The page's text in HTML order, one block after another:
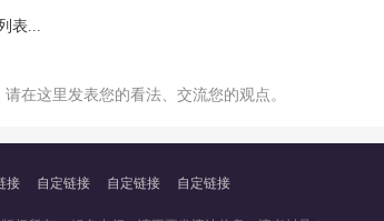
表...
在这里发表您的看法、交流您的观点。
接 自定链接 自定链接 自定链接